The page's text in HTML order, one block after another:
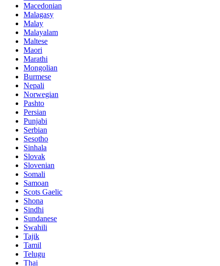
Macedonian
Malagasy
Malay
Malayalam
Maltese
Maori
Marathi
Mongolian
Burmese
Nepali
Norwegian
Pashto
Persian
Punjabi
Serbian
Sesotho
Sinhala
Slovak
Slovenian
Somali
Samoan
Scots Gaelic
Shona
Sindhi
Sundanese
Swahili
Tajik
Tamil
Telugu
Thai